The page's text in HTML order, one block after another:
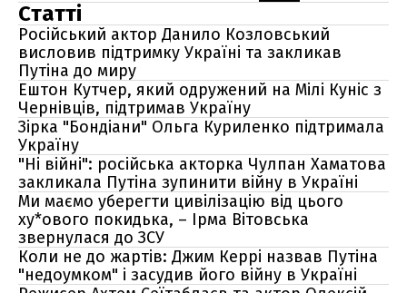
Статті
Російський актор Данило Козловський
висловив підтримку Україні та закликав
Путіна до миру
Ештон Кутчер, який одружений на Мілі Куніс з
Чернівців, підтримав Україну
Зірка "Бондіани" Ольга Куриленко підтримала
Україну
"Ні війні": російська акторка Чулпан Хаматова
закликала Путіна зупинити війну в Україні
Ми маємо уберегти цивілізацію від цього
ху*ового покидька, – Ірма Вітовська
звернулася до ЗСУ
Коли не до жартів: Джим Керрі назвав Путіна
"недоумком" і засудив його війну в Україні